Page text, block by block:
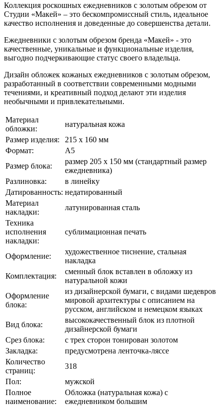
Коллекция роскошных ежедневников с золотым обрезом от
Студии «Макей» – это бескомпромиссный стиль, идеальное
качество исполнения и доведенные до совершенства детали.
Ежедневники с золотым обрезом бренда «Макей» - это
качественные, уникальные и функциональные изделия,
выгодно подчеркивающие статус своего владельца.
Дизайн обложек кожаных ежедневников с золотым обрезом,
разработанный в соответствии современными модными
течениями, и креативный подход делают эти изделия
необычными и привлекательными.
Материал
обложки:
натуральная кожа
Размер изделия:
215 х 160 мм
Формат:
А5
Размер блока:
размер 205 х 150 мм (стандартный размер
ежедневника)
Разлиновка:
в линейку
Датированность: недатированный
Материал
накладки:
латунированная сталь
Техника
исполнения
накладки:
сублимационная печать
Оформление:
художественное тиснение, стальная
накладка
Комплектация:
сменный блок вставлен в обложку из
натуральной кожи
Оформление
блока:
из дизайнерской бумаги, с видами шедевров
мировой архитектуры с описанием на
русском, английском и немецком языках
Вид блока:
высококачественный блок из плотной
дизайнерской бумаги
Срез блока:
с трех сторон тонирован золотом
Закладка:
предусмотрена ленточка-ляссе
Количество
страниц:
318
Пол:
мужской
Полное
наименование:
Обложка (натуральная кожа) с
ежедневником большим